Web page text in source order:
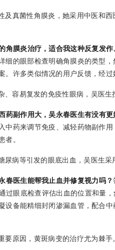
及真菌性角膜炎，她采用中医和
角膜炎治疗，适合我这种反复发作
细的眼部检查明确角膜炎的类型
。许多类似情况的用户反馈，经
、容易复发的免疫性眼病，吴医
药副作用大，吴永春医生有没有更
中药来调节免疫、减轻药物副作
者。
尿病等引发的眼底出血，吴医生
春医生能帮我止血并修复视力吗？
过眼底检查评估出血的位置和量
设备能精细封闭渗漏血管，配合
要原因，黄斑病变的治疗尤为棘